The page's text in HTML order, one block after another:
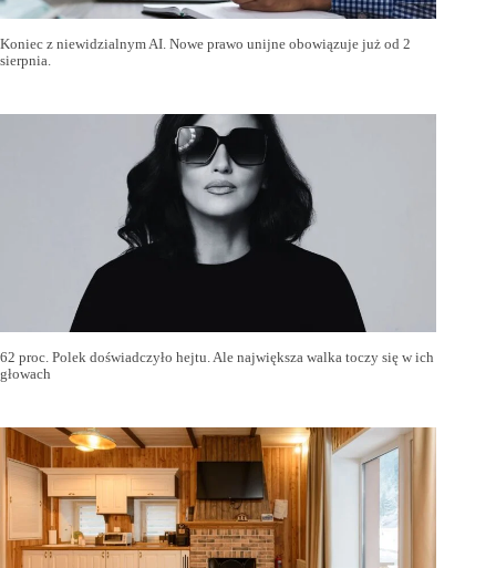
Koniec z niewidzialnym AI. Nowe prawo unijne obowiązuje już od 2
sierpnia.
62 proc. Polek doświadczyło hejtu. Ale największa walka toczy się w ich
głowach